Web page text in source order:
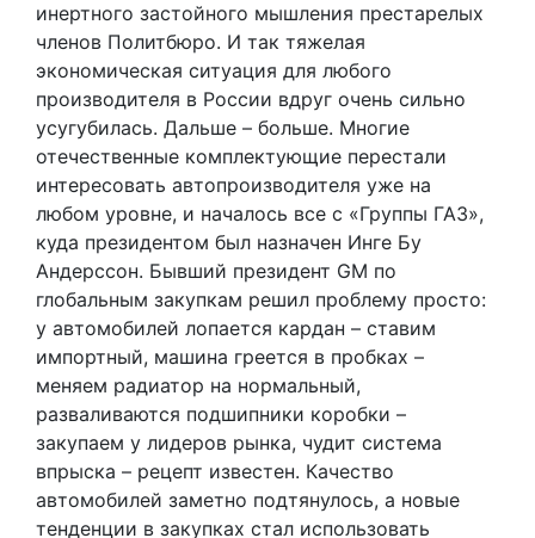
инертного застойного мышления престарелых
членов Политбюро. И так тяжелая
экономическая ситуация для любого
производителя в России вдруг очень сильно
усугубилась. Дальше – больше. Многие
отечественные комплектующие перестали
интересовать автопроизводителя уже на
любом уровне, и началось все с «Группы ГАЗ»,
куда президентом был назначен Инге Бу
Андерссон. Бывший президент GM по
глобальным закупкам решил проблему просто:
у автомобилей лопается кардан – ставим
импортный, машина греется в пробках –
меняем радиатор на нормальный,
разваливаются подшипники коробки –
закупаем у лидеров рынка, чудит система
впрыска – рецепт известен. Качество
автомобилей заметно подтянулось, а новые
тенденции в закупках стал использовать